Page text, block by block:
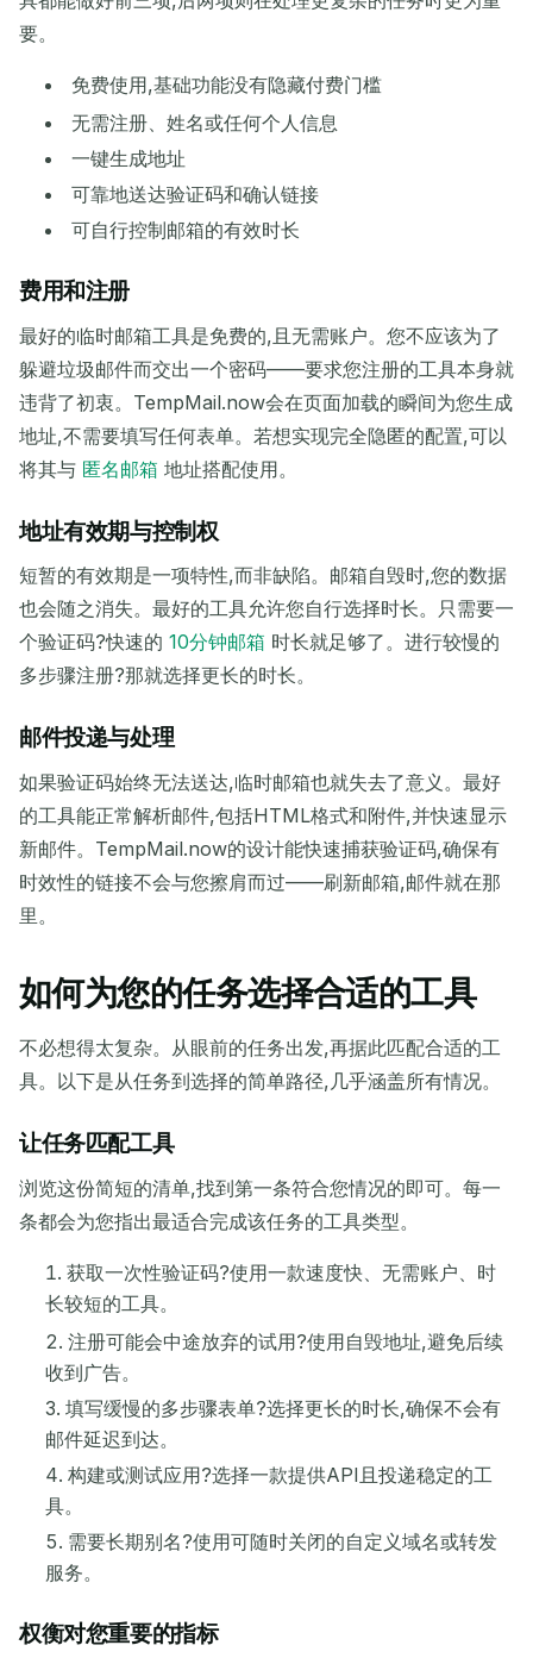
要。
免费使用,基础功能没有隐藏付费门槛
无需注册、姓名或任何个人信息
一键生成地址
可靠地送达验证码和确认链接
可自行控制邮箱的有效时长
费用和注册
最好的临时邮箱工具是免费的,且无需账户。您不应该为了
躲避垃圾邮件而交出一个密码——要求您注册的工具本身就
违背了初衷。TempMail.now会在页面加载的瞬间为您生成
地址,不需要填写任何表单。若想实现完全隐匿的配置,可以
将其与 匿名邮箱 地址搭配使用。
地址有效期与控制权
短暂的有效期是一项特性,而非缺陷。邮箱自毁时,您的数据
也会随之消失。最好的工具允许您自行选择时长。只需要一
个验证码?快速的 10分钟邮箱 时长就足够了。进行较慢的
多步骤注册?那就选择更长的时长。
邮件投递与处理
如果验证码始终无法送达,临时邮箱也就失去了意义。最好
的工具能正常解析邮件,包括HTML格式和附件,并快速显示
新邮件。TempMail.now的设计能快速捕获验证码,确保有
时效性的链接不会与您擦肩而过——刷新邮箱,邮件就在那
里。
如何为您的任务选择合适的工具
不必想得太复杂。从眼前的任务出发,再据此匹配合适的工
具。以下是从任务到选择的简单路径,几乎涵盖所有情况。
让任务匹配工具
浏览这份简短的清单,找到第一条符合您情况的即可。每一
条都会为您指出最适合完成该任务的工具类型。
获取一次性验证码?使用一款速度快、无需账户、时
长较短的工具。
注册可能会中途放弃的试用?使用自毁地址,避免后续
收到广告。
填写缓慢的多步骤表单?选择更长的时长,确保不会有
邮件延迟到达。
构建或测试应用?选择一款提供API且投递稳定的工
具。
需要长期别名?使用可随时关闭的自定义域名或转发
服务。
权衡对您重要的指标